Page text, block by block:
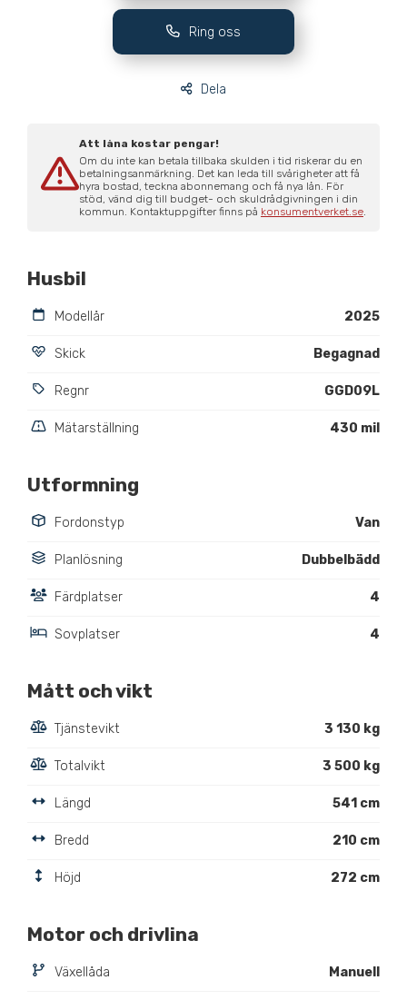
Ring oss
Dela
Att låna kostar pengar!
Om du inte kan betala tillbaka skulden i tid riskerar du en
betalningsanmärkning. Det kan leda till svårigheter att få
hyra bostad, teckna abonnemang och få nya lån. För
stöd, vänd dig till budget- och skuldrådgivningen i din
kommun. Kontaktuppgifter finns på konsumentverket.se
Husbil
Modellår 2025
Skick Begagnad
Regnr GGD09L
Mätarställning 430 mil
Utformning
Fordonstyp Van
Planlösning Dubbelbädd
Färdplatser 4
Sovplatser 4
Mått och vikt
Tjänstevikt 3 130 kg
Totalvikt 3 500 kg
Längd 541 cm
Bredd 210 cm
Höjd 272 cm
Motor och drivlina
Växellåda Manuell